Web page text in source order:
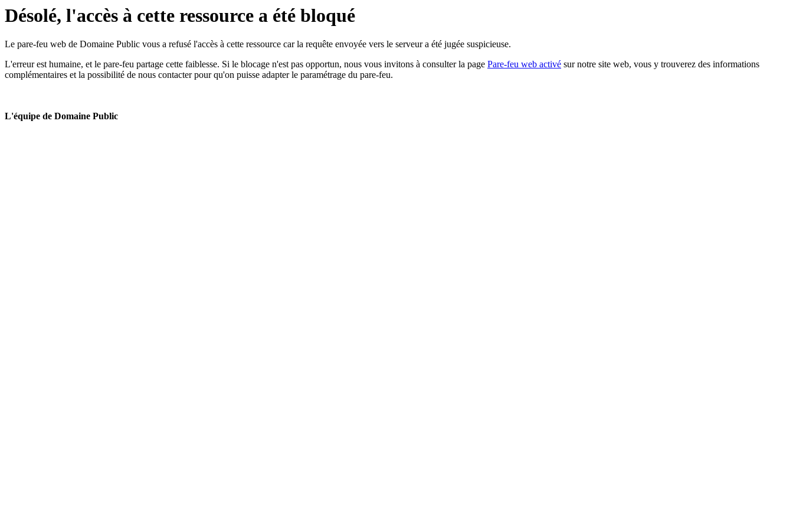
Désolé, l'accès à cette ressource a été bloqué
Le pare-feu web de Domaine Public vous a refusé l'accès à cette ressource car la requête envoyée vers le serveur a été jugée suspicieuse.
L'erreur est humaine, et le pare-feu partage cette faiblesse. Si le blocage n'est pas opportun, nous vous invitons à consulter la page Pare-feu web activé sur notre site web, vous y trouverez des informations
complémentaires et la possibilité de nous contacter pour qu'on puisse adapter le paramétrage du pare-feu.
L'équipe de Domaine Public